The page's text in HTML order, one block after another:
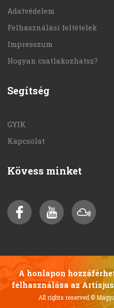
Adatvédelem
Felhasználási feltételek
Impresszum
Hogyan csatlakozhatsz?
Segítség
GYIK
Kapcsolat
Kövess minket
A honlapon
felhasználása az
All rights reserved©